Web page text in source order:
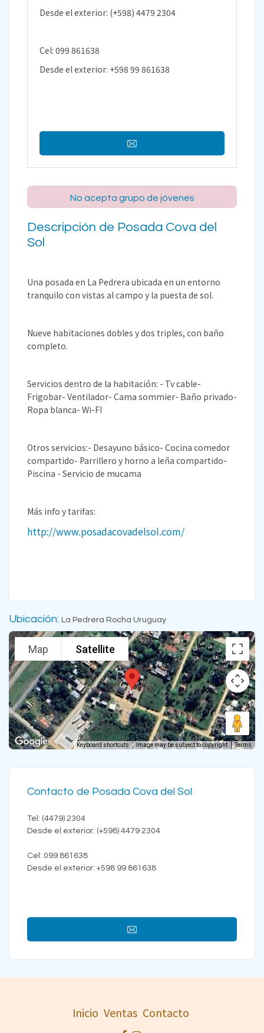
Desde el exterior: (+598) 4479 2304
Cel: 099 861638
Desde el exterior: +598 99 861638
No acepta grupo de jóvenes
Descripción de Posada Cova del
Sol
Una posada en La Pedrera ubicada en un entorno
tranquilo con vistas al campo y la puesta de sol.
Nueve habitaciones dobles y dos triples, con baño
completo.
Servicios dentro de la habitación: - Tv cable-
Frigobar- Ventilador- Cama sommier- Baño privado-
Ropa blanca- Wi-FI
Otros servicios:- Desayuno básico- Cocina comedor
compartido- Parrillero y horno a leña compartido-
Piscina - Servicio de mucama
Más info y tarifas:
http://www.posadacovadelsol.com/
Ubicación: La Pedrera Rocha Uruguay
Map Satellite
Keyboard shortcuts Image may be subject to copyright Terms
Contacto de Posada Cova del Sol
Tel: (4479) 2304
Desde el exterior: (+598) 4479 2304
Cel: 099 861638
Desde el exterior: +598 99 861638
Inicio Ventas Contacto